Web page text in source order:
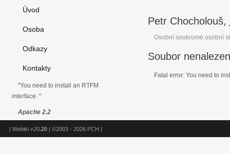
Úvod
Osoba
Odkazy
Kontakty
"You need to install an RTFM
interface. "
Apache 2.2
Petr Chocholouš,
Osobní soukromé osobní
Soubor nenalezen
Fatal error: You need to
| Webiki v20.20| ©2003 - 2026 PCH |